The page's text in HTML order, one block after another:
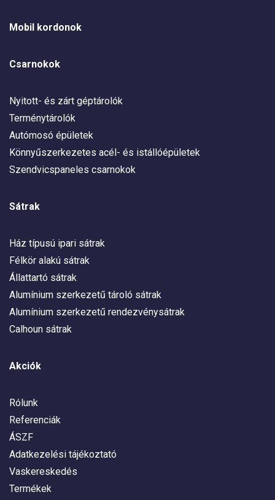
Mobil kordonok
Csarnokok
Nyitott- és zárt géptárolók
Terménytárolók
Autómosó épületek
Könnyűszerkezetes acél- és istállóépületek
Szendvicspaneles csarnokok
Sátrak
Ház típusú ipari sátrak
Félkör alakú sátrak
Állattartó sátrak
Alumínium szerkezetű tároló sátrak
Alumínium szerkezetű rendezvénysátrak
Calhoun sátrak
Akciók
Rólunk
Referenciák
ÁSZF
Adatkezelési tájékoztató
Vaskereskedés
Termékek